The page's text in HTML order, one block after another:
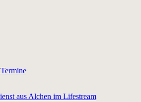
aus Alchen im Lifestream